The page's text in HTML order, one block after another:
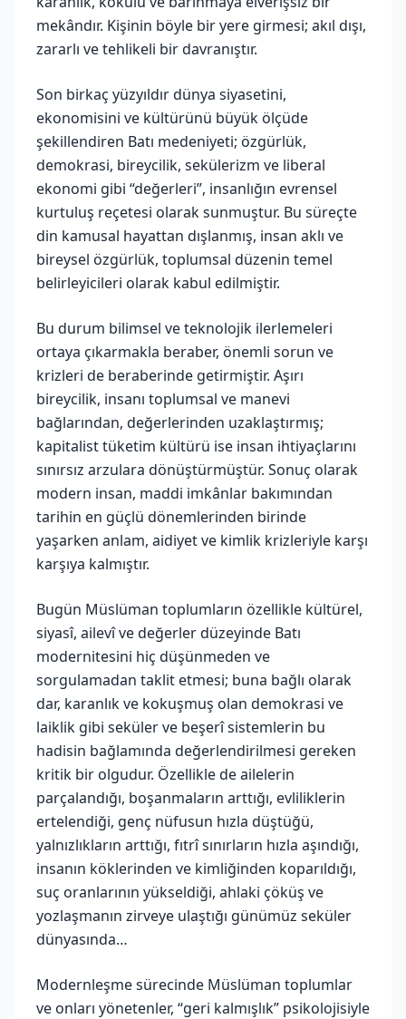
mekândır. Kişinin böyle bir yere girmesi; akıl dışı,
zararlı ve tehlikeli bir davranıştır.
Son birkaç yüzyıldır dünya siyasetini,
ekonomisini ve kültürünü büyük ölçüde
şekillendiren Batı medeniyeti; özgürlük,
demokrasi, bireycilik, sekülerizm ve liberal
ekonomi gibi “değerleri”, insanlığın evrensel
kurtuluş reçetesi olarak sunmuştur. Bu süreçte
din kamusal hayattan dışlanmış, insan aklı ve
bireysel özgürlük, toplumsal düzenin temel
belirleyicileri olarak kabul edilmiştir.
Bu durum bilimsel ve teknolojik ilerlemeleri
ortaya çıkarmakla beraber, önemli sorun ve
krizleri de beraberinde getirmiştir. Aşırı
bireycilik, insanı toplumsal ve manevi
bağlarından, değerlerinden uzaklaştırmış;
kapitalist tüketim kültürü ise insan ihtiyaçlarını
sınırsız arzulara dönüştürmüştür. Sonuç olarak
modern insan, maddi imkânlar bakımından
tarihin en güçlü dönemlerinden birinde
yaşarken anlam, aidiyet ve kimlik krizleriyle karşı
karşıya kalmıştır.
Bugün Müslüman toplumların özellikle kültürel,
siyasî, ailevî ve değerler düzeyinde Batı
modernitesini hiç düşünmeden ve
sorgulamadan taklit etmesi; buna bağlı olarak
dar, karanlık ve kokuşmuş olan demokrasi ve
laiklik gibi seküler ve beşerî sistemlerin bu
hadisin bağlamında değerlendirilmesi gereken
kritik bir olgudur. Özellikle de ailelerin
parçalandığı, boşanmaların arttığı, evliliklerin
ertelendiği, genç nüfusun hızla düştüğü,
yalnızlıkların arttığı, fıtrî sınırların hızla aşındığı,
insanın köklerinden ve kimliğinden koparıldığı,
suç oranlarının yükseldiği, ahlaki çöküş ve
yozlaşmanın zirveye ulaştığı günümüz seküler
dünyasında…
Modernleşme sürecinde Müslüman toplumlar
ve onları yönetenler, “geri kalmışlık” psikolojisiyle